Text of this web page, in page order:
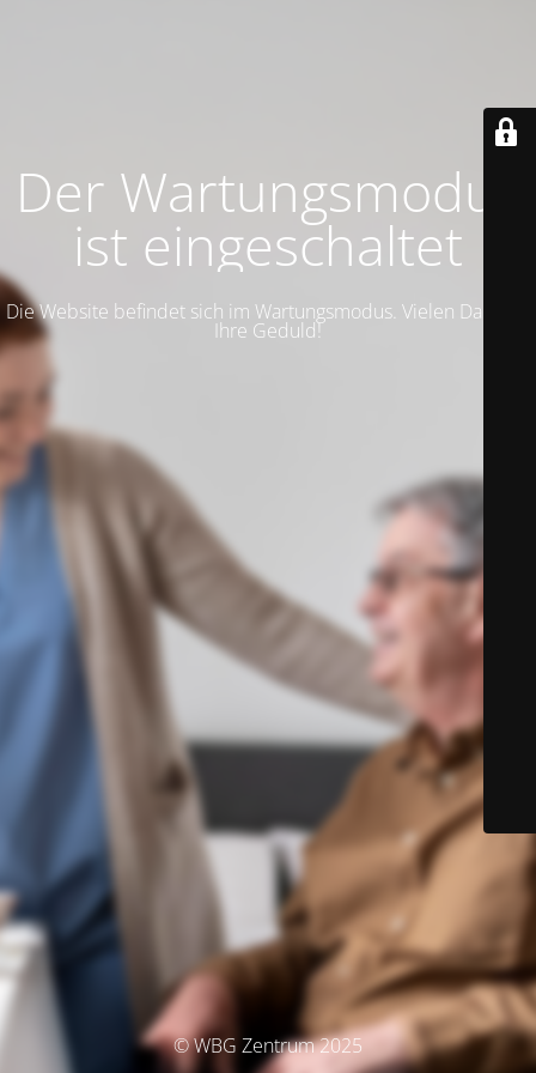
Der Wartungsmodus
ist eingeschaltet
Die Website befindet sich im Wartungsmodus. Vielen Dank für
Ihre Geduld!
© WBG Zentrum 2025